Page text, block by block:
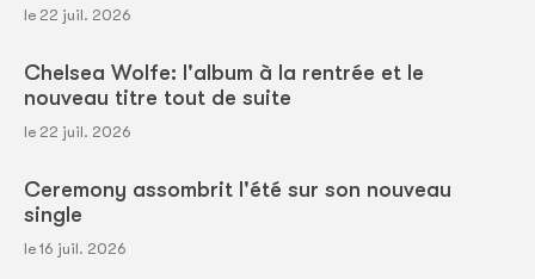
le 22 juil. 2026
Chelsea Wolfe: l'album à la rentrée et le
nouveau titre tout de suite
le 22 juil. 2026
Ceremony assombrit l'été sur son nouveau
single
le 16 juil. 2026